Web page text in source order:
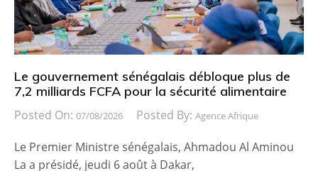
Le gouvernement sénégalais débloque plus de
7,2 milliards FCFA pour la sécurité alimentaire
Posted On: 07/08/2026 Posted By: Agence Afrique
Le Premier Ministre sénégalais, Ahmadou Al Aminou
La a présidé, jeudi 6 août à Dakar,